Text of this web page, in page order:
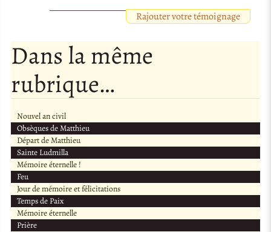
Rajouter votre témoignage
Dans la même
rubrique…
Nouvel an civil
Obsèques de Matthieu
Départ de Matthieu
Sainte Ludmilla
Mémoire éternelle !
Feu
Jour de mémoire et félicitations
Temps de Paix
Mémoire éternelle
Prière